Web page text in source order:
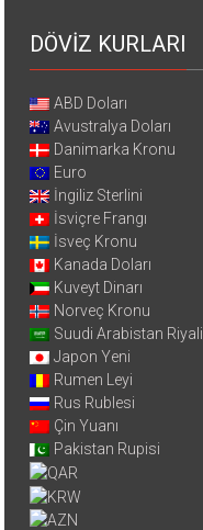
DÖVİZ KURLARI
ABD Doları
Avustralya Doları
Danimarka Kronu
Euro
İngiliz Sterlini
İsviçre Frangı
İsveç Kronu
Kanada Doları
Kuveyt Dinarı
Norveç Kronu
Suudi Arabistan Riyali
Japon Yeni
Rumen Leyi
Rus Rublesi
Çin Yuanı
Pakistan Rupisi